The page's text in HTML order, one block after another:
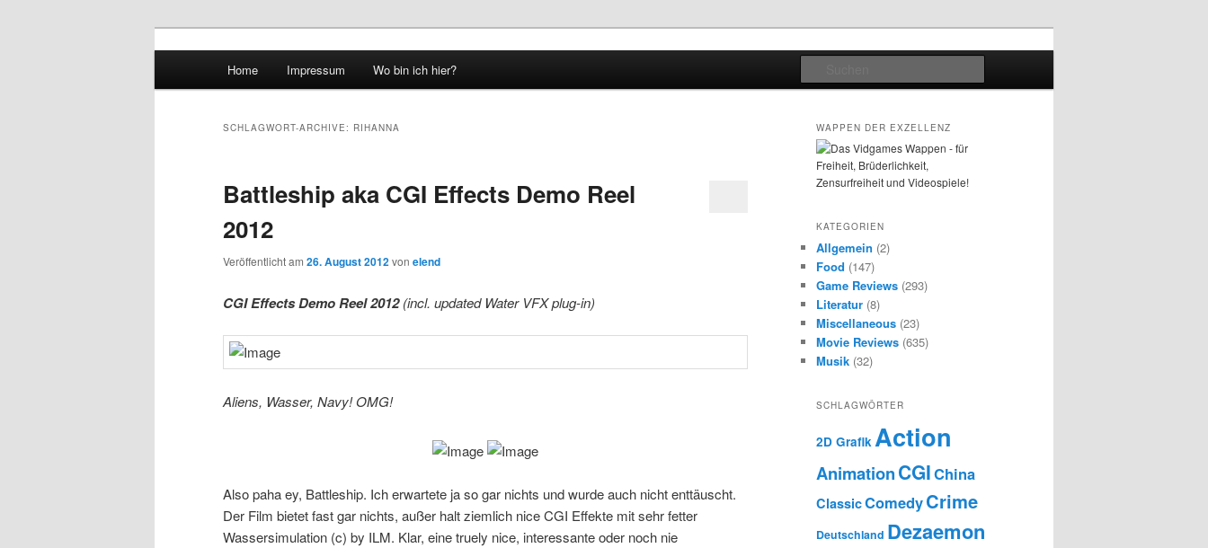
vidgames.de
Zum Inhalt wechseln
Zum sekundären Inhalt wechseln
Home Impressum Wo bin ich hier?
SCHLAGWORT-ARCHIVE: RIHANNA
Battleship aka CGI Effects Demo Reel
2012
Veröffentlicht am 26. August 2012von elend
CGI Effects Demo Reel 2012(incl. updated Water VFX plug-in)
Aliens, Wasser, Navy! OMG!
Also paha ey, Battleship. Ich erwartete ja so gar nichts und wurde auch nicht enttäuscht.
Der Film bietet fast gar nichts, außer halt ziemlich nice CGI Effekte mit sehr fetter
Wassersimulation (c) by ILM. Klar, eine truely nice, interessante oder noch nie
WAPPEN DER EXZELLENZ
KATEGORIEN
Allgemein (2)
Food (147)
Game Reviews (293)
Literatur (8)
Miscellaneous (23)
Movie Reviews (635)
Musik (32)
SCHLAGWÖRTER
2D GrafikAction
AnimationCGIChina
ClassicComedyCrime
Deutschland Dezaemon